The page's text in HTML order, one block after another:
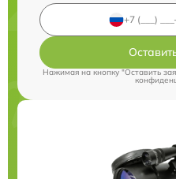
Нажимая на кнопку "Оставить